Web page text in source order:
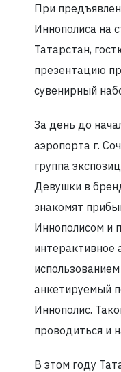
При
Иннополиса на
Татарстан,
презентацию
сувенирный
За день до
аэропорта г.
группа
Девушки в
знакомят
Иннополисом и
интерактивное
использованием
анкетируемый
Иннополис.
проводиться и
В этом году